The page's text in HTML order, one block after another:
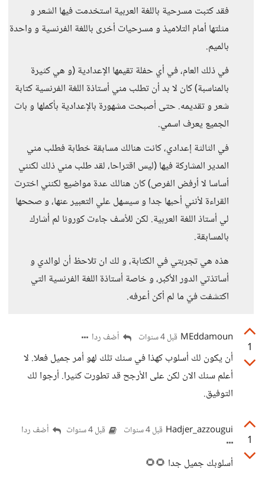
فقد كتبت مسرحية باللغة العربية استخدمت فيها الشعر و
مثلتها أمام التلاميذ و مسرحيات أخرى باللغة الفرنسية و واحدة
بالميم.
في ذلك العام، في أي حفلة تقيمها الإعدادية (و هي كثيرة
بالمناسبة) كان لا بد أن تطلب مني أستاذة اللغة الفرنسية كتابة
شعر و تقديمه. حتى أصبحت مشهورة بالإعدادية بأكملها و بات
الجميع يعرف اسمي.
في الثالثة إعدادي، كانت هنالك مسابقة خطابة فطلب مني
المدير المشاركة فيها (ليس اقتراحا، لقد طلب مني ذلك لكنني
أساسا لا أرفض الفرص) كان هنالك عدة مواضيع لكنني اخترت
القراءة لأنني أحبها جدا و سيسهل علي التعبير عنها، و صححها
لي أستاذ اللغة العربية. لكن للأسف جاءت كورونا لم أشارك
بالمسابقة.
هذه هي تجربتي في الكتابة، و لك ان تلاحظ أن لوالدي و
أساتذتي الدور الأكبر، و خاصة أستاذة اللغة الفرنسية التي
اكتشفت فيّ ما لم أكن أعرفه.
1
MEddamoun قبل 4 سنوات أضف ردا
أن يكون لك أسلوب كهذا في سنك تلك لهو أمر جميل فعلا. لا
أعلم سنك الان لكن على الأرجح قد تطورت كثيرا. أرجوا لك
التوفيق.
1
Hadjer_azzougui قبل 4 سنوات قبل 4 سنوات أضف ردا
أسلوبك جميل جدا 🌻🌻